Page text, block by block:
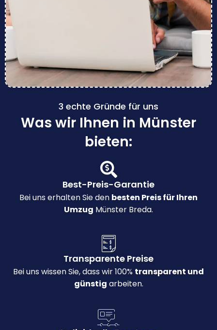
3 echte Gründe für uns
Was wir Ihnen in Münster
bieten:
Best-Preis-Garantie
Bei uns erhalten Sie den besten Preis für Ihren
Umzug Münster Breda.
Transparente Preise
Bei uns wissen Sie, dass wir 100% transparent und
günstig arbeiten.